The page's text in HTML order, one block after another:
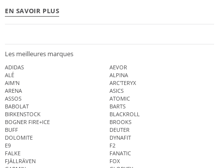
EN SAVOIR PLUS
Les meilleures marques
ADIDAS
AEVOR
ALÉ
ALPINA
AIM'N
ARC'TERYX
ARENA
ASICS
ASSOS
ATOMIC
BABOLAT
BARTS
BIRKENSTOCK
BLACKROLL
BOGNER FIRE+ICE
BROOKS
BUFF
DEUTER
DOLOMITE
DYNAFIT
E9
F2
FALKE
FANATIC
FJÄLLRÄVEN
FOX